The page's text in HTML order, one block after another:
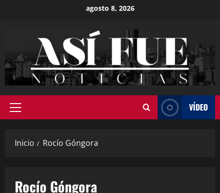
agosto 8, 2026
VÍDEO
Inicio Rocío Góngora
Rocío Góngora